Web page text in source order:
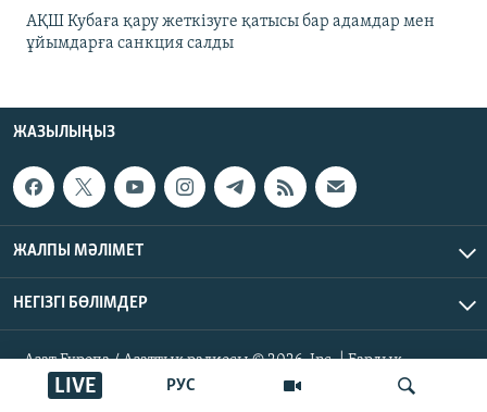
РУС
LIVE
АҚШ Кубаға қару жеткізуге қатысы бар адамдар мен
ұйымдарға санкция салды
ЖАЗЫЛЫҢЫЗ
ЖАЛПЫ МӘЛІМЕТ
НЕГІЗГІ БӨЛІМДЕР
Азат Еуропа / Азаттық радиосы © 2026, Inc. | Барлық
құқықтары қорғалған